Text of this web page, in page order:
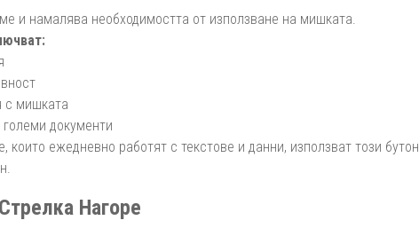
и намалява необходимостта от използване на мишката.
с мишката
документи
които ежедневно работят с текстове и данни, използват този бутон
Нагоре